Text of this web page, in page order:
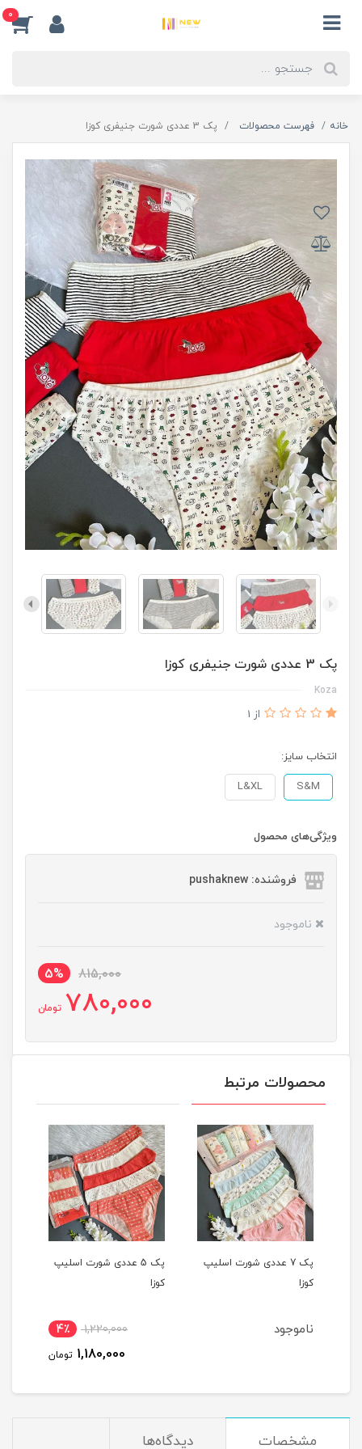
0
خانه فهرست محصولات پک 3 عددی شورت جنیفری کوزا
پک 3 عددی شورت جنیفری کوزا
Koza
از 1
انتخاب سایز:
S&M
L&XL
ویژگی‌های محصول
فروشنده: pushaknew
ناموجود
815,000
5%
780,000 تومان
محصولات مرتبط
پک 7 عددی شورت اسلیپ
کوزا
ناموجود
پک 5 عددی شورت اسلیپ
کوزا
1,220,000 4٪
1,180,000 تومان
مشخصات دیدگاه‌ها